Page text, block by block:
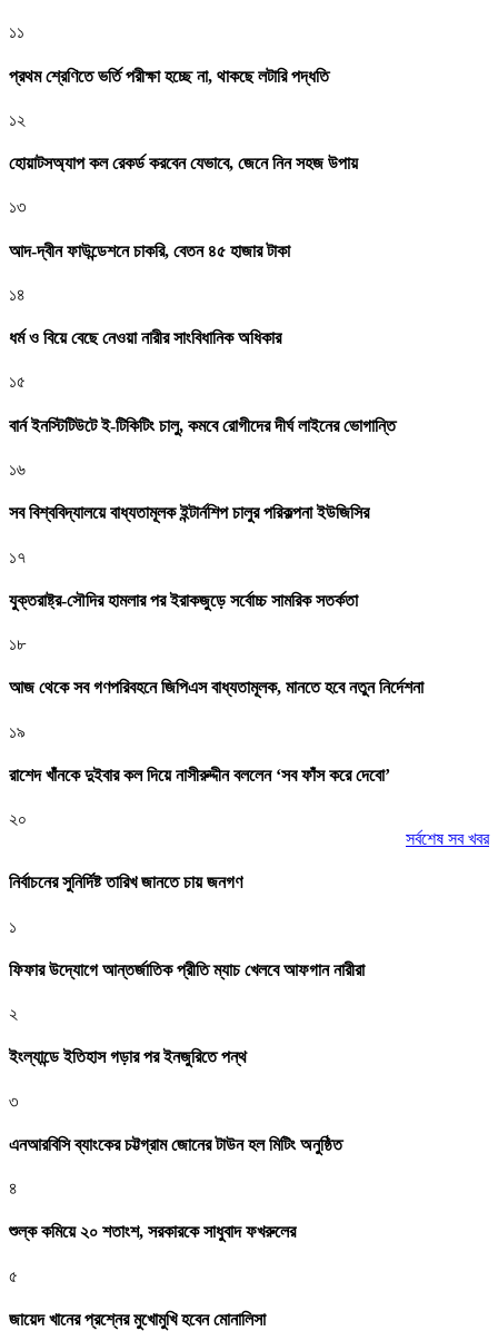
১১
প্রথম শ্রেণিতে ভর্তি পরীক্ষা হচ্ছে না, থাকছে লটারি পদ্ধতি
১২
হোয়াটসঅ্যাপ কল রেকর্ড করবেন যেভাবে, জেনে নিন সহজ উপায়
১৩
আদ-দ্বীন ফাউন্ডেশনে চাকরি, বেতন ৪৫ হাজার টাকা
১৪
ধর্ম ও বিয়ে বেছে নেওয়া নারীর সাংবিধানিক অধিকার
১৫
বার্ন ইনস্টিটিউটে ই-টিকিটিং চালু, কমবে রোগীদের দীর্ঘ লাইনের ভোগান্তি
১৬
সব বিশ্ববিদ্যালয়ে বাধ্যতামূলক ইন্টার্নশিপ চালুর পরিকল্পনা ইউজিসির
১৭
যুক্তরাষ্ট্র-সৌদির হামলার পর ইরাকজুড়ে সর্বোচ্চ সামরিক সতর্কতা
১৮
আজ থেকে সব গণপরিবহনে জিপিএস বাধ্যতামূলক, মানতে হবে নতুন নির্দেশনা
১৯
রাশেদ খাঁনকে দুইবার কল দিয়ে নাসীরুদ্দীন বললেন ‘সব ফাঁস করে দেবো’
২০
সর্বশেষ সব খবর
নির্বাচনের সুনির্দিষ্ট তারিখ জানতে চায় জনগণ
১
ফিফার উদ্যোগে আন্তর্জাতিক প্রীতি ম্যাচ খেলবে আফগান নারীরা
২
ইংল্যান্ডে ইতিহাস গড়ার পর ইনজুরিতে পন্থ
৩
এনআরবিসি ব্যাংকের চট্টগ্রাম জোনের টাউন হল মিটিং অনুষ্ঠিত
৪
শুল্ক কমিয়ে ২০ শতাংশ, সরকারকে সাধুবাদ ফখরুলের
৫
জায়েদ খানের প্রশ্নের মুখোমুখি হবেন মোনালিসা